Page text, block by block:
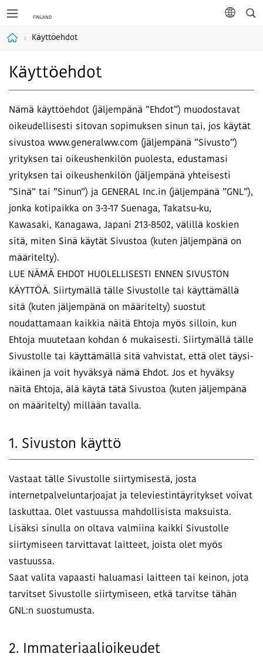
Käyttöehdot
Käyttöehdot
Nämä käyttöehdot (jäljempänä ”Ehdot”) muodostavat
oikeudellisesti sitovan sopimuksen sinun tai, jos käytät
sivustoa www.generalww.com (jäljempänä ”Sivusto”)
yrityksen tai oikeushenkilön puolesta, edustamasi
yrityksen tai oikeushenkilön (jäljempänä yhteisesti
”Sinä” tai ”Sinun”) ja GENERAL Inc.in (jäljempänä ”GNL”),
jonka kotipaikka on 3-3-17 Suenaga, Takatsu-ku,
Kawasaki, Kanagawa, Japani 213-8502, välillä koskien
sitä, miten Sinä käytät Sivustoa (kuten jäljempänä on
määritelty).
LUE NÄMÄ EHDOT HUOLELLISESTI ENNEN SIVUSTON
KÄYTTÖÄ. Siirtymällä tälle Sivustolle tai käyttämällä
sitä (kuten jäljempänä on määritelty) suostut
noudattamaan kaikkia näitä Ehtoja myös silloin, kun
Ehtoja muutetaan kohdan 6 mukaisesti. Siirtymällä tälle
Sivustolle tai käyttämällä sitä vahvistat, että olet täysi-
ikäinen ja voit hyväksyä nämä Ehdot. Jos et hyväksy
näitä Ehtoja, älä käytä tätä Sivustoa (kuten jäljempänä
on määritelty) millään tavalla.
1. Sivuston käyttö
Vastaat tälle Sivustolle siirtymisestä, josta
internetpalveluntarjoajat ja televiestintäyritykset voivat
laskuttaa. Olet vastuussa mahdollisista maksuista.
Lisäksi sinulla on oltava valmiina kaikki Sivustolle
siirtymiseen tarvittavat laitteet, joista olet myös
vastuussa.
Saat valita vapaasti haluamasi laitteen tai keinon, jota
tarvitset Sivustolle siirtymiseen, etkä tarvitse tähän
GNL:n suostumusta.
2. Immateriaalioikeudet